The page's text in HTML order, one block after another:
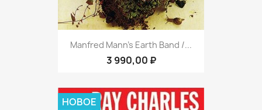
Manfred Mann's Earth Band /...
3 990,00 ₽
НОВОЕ